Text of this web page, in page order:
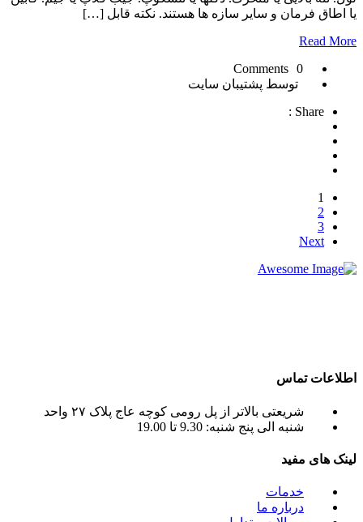
یا اطاق فرمان و سایر سازه ها هستند. نکته قابل […]
Read More
0 Comments
توسط پشتیبان سایت
Share :
1
2
3
Next
اطلاعات تماس
شریعتی بالاتر از پل رومی کوچه عاج پلاک ۲۷ واحد
شنبه الی پنج شنبه: 9.30 تا 19.00
لینک های مفید
خدمات
درباره ما